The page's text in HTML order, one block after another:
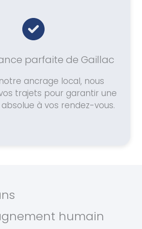
parfaite de Gaillac
ancrage local, nous
trajets pour garantir une
à vos rendez-vous.
humain